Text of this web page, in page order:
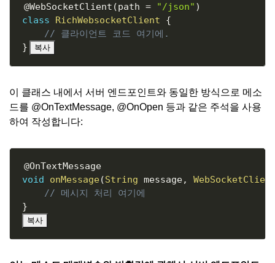
@WebSocketClient (path = "/json" )
class
RichWebsocketClient
{
// 클라이언트 코드 여기에.
}
복사
이 클래스 내에서 서버 엔드포인트와 동일한 방식으로 메소
드를 @OnTextMessage, @OnOpen 등과 같은 주석을 사용
하여 작성합니다:
@OnTextMessage
void
onMessage(String message,
// 메시지 처리 여기에
}
복사